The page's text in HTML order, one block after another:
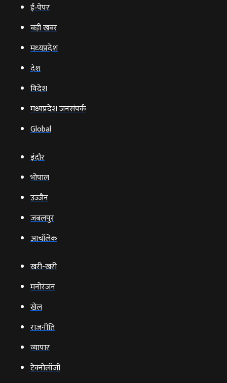
ई‑पेपर
बड़ी खबर
मध्‍यप्रदेश
देश
विदेश
मध्यप्रदेश जनसंपर्क
Global
इंदौर
भोपाल
उज्‍जैन
जबलपुर
आचंलिक
खरी-खरी
मनोरंजन
खेल
राजनीति
व्‍यापार
टेक्‍नोलॉजी